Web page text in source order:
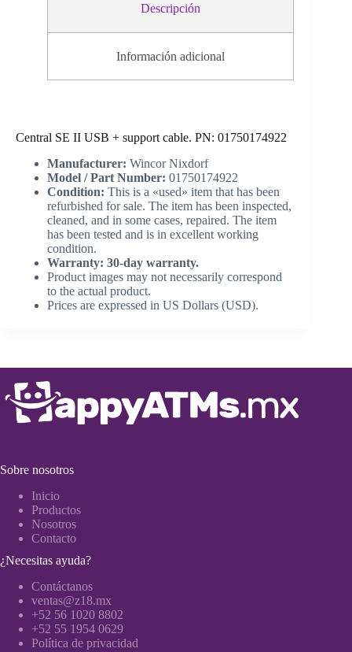
Descripción
Información adicional
Central SE II USB + support cable. PN: 01750174922
Manufacturer: Wincor Nixdorf
Model / Part Number: 01750174922
Condition: This is a «used» item that has been
refurbished for sale. The item has been inspected,
cleaned, and in some cases, repaired. The item
has been tested and is in excellent working
condition.
Warranty: 30-day warranty.
Product images may not necessarily correspond
to the actual product.
Prices are expressed in US Dollars (USD).
Sobre nosotros
Inicio
Productos
Nosotros
Contacto
¿Necesitas ayuda?
Contáctanos
ventas@z18.mx
+52 56 1020 8802
+52 55 1954 0629
Política de privacidad